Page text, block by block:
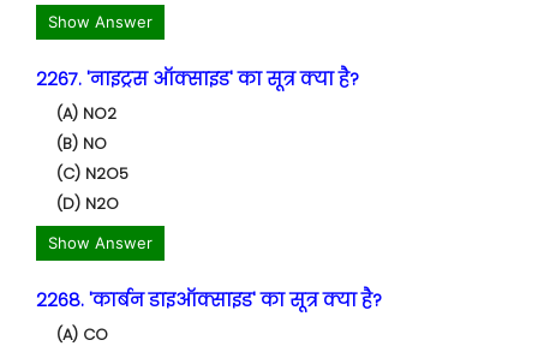
Show Answer
2267. 'नाइट्रस ऑक्साइड' का सूत्र क्या है?
(A) NO2
(B) NO
(C) N2O5
(D) N2O
Show Answer
2268. 'कार्बन डाइऑक्साइड' का सूत्र क्या है?
(A) CO